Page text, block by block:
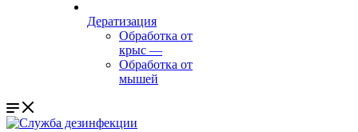
Дератизация
Обработка от
крыс —
Обработка от
мышей